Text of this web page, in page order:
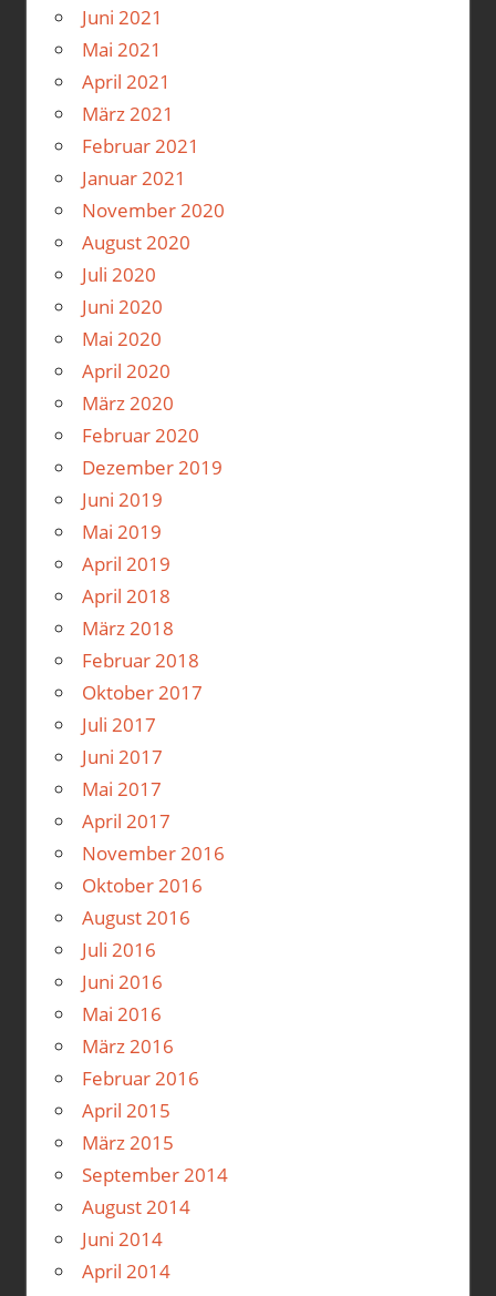
Juni 2021
Mai 2021
April 2021
März 2021
Februar 2021
Januar 2021
November 2020
August 2020
Juli 2020
Juni 2020
Mai 2020
April 2020
März 2020
Februar 2020
Dezember 2019
Juni 2019
Mai 2019
April 2019
April 2018
März 2018
Februar 2018
Oktober 2017
Juli 2017
Juni 2017
Mai 2017
April 2017
November 2016
Oktober 2016
August 2016
Juli 2016
Juni 2016
Mai 2016
März 2016
Februar 2016
April 2015
März 2015
September 2014
August 2014
Juni 2014
April 2014